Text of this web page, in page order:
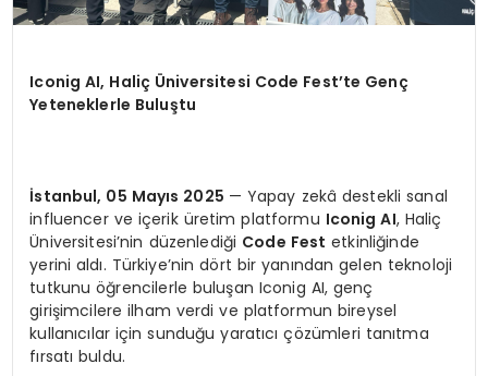
Iconig AI, Haliç Üniversitesi Code Fest’te Genç
Yeteneklerle Buluştu
İstanbul, 05 Mayıs 2025 — Yapay zekâ destekli sanal
influencer ve içerik üretim platformu Iconig AI, Haliç
Üniversitesi’nin düzenlediği Code Fest etkinliğinde
yerini aldı. Türkiye’nin dört bir yanından gelen teknoloji
tutkunu öğrencilerle buluşan Iconig AI, genç
girişimcilere ilham verdi ve platformun bireysel
kullanıcılar için sunduğu yaratıcı çözümleri tanıtma
fırsatı buldu.